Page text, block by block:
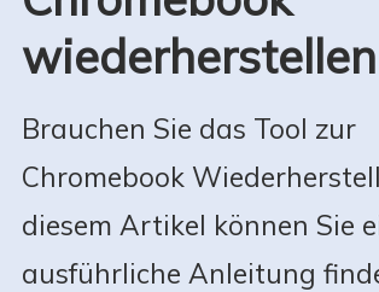
wiederherstellen
Brauchen Sie das Tool zur
Chromebook
diesem Artikel können Sie
ausführliche Anleitung